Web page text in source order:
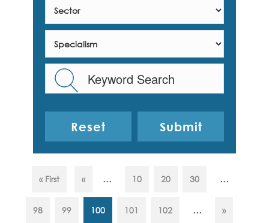
Reset
« First « ... 10 20 30 ...
98 99 100 101 102 ... »